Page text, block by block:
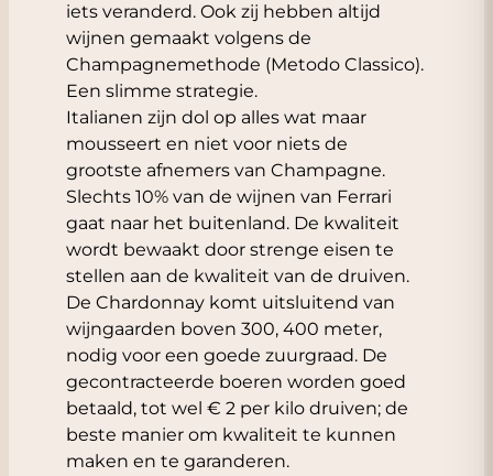
iets veranderd. Ook zij hebben altijd
wijnen gemaakt volgens de
Champagnemethode (Metodo Classico).
Een slimme strategie.
Italianen zijn dol op alles wat maar
mousseert en niet voor niets de
grootste afnemers van Champagne.
Slechts 10% van de wijnen van Ferrari
gaat naar het buitenland. De kwaliteit
wordt bewaakt door strenge eisen te
stellen aan de kwaliteit van de druiven.
De Chardonnay komt uitsluitend van
wijngaarden boven 300, 400 meter,
nodig voor een goede zuurgraad. De
gecontracteerde boeren worden goed
betaald, tot wel € 2 per kilo druiven; de
beste manier om kwaliteit te kunnen
maken en te garanderen.